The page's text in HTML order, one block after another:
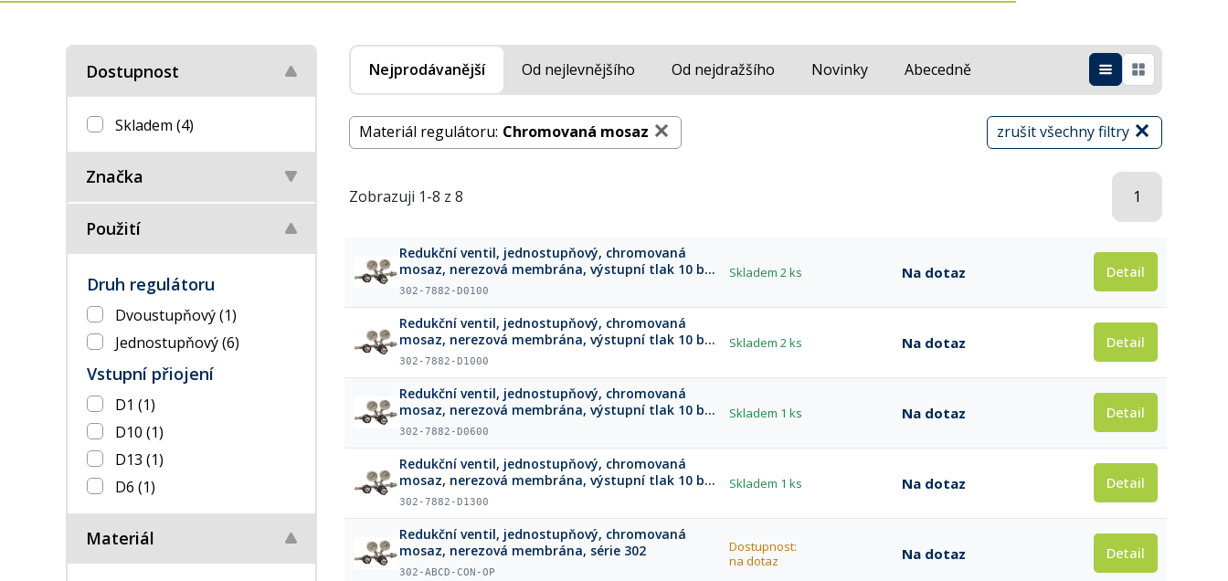
Dostupnost
Skladem (4)
Značka
Použití
Druh regulátoru
Dvoustupňový(1)
Jednostupňový(6)
Vstupní přiojení
D1 (1)
D10 (1)
D13 (1)
D6 (1)
Materiál
Nejprodávanější Od nejlevnějšího Od nejdražšího Novinky Abecedně
zrušit všechny filtry
Materiál regulátoru: Chromovaná mosaz
Zobrazuji 1-8 z 8 1
Redukční ventil, jednostupňový, chromovaná
mosaz, nerezová membrána, výstupní tlak 10 bar
(150 psi)
302-7882-D0100
Skladem 2 ks Na dotaz Detail
Redukční ventil, jednostupňový, chromovaná
mosaz, nerezová membrána, výstupní tlak 10 bar
(150 psi)
302-7882-D1000
Skladem 2 ks Na dotaz Detail
Redukční ventil, jednostupňový, chromovaná
mosaz, nerezová membrána, výstupní tlak 10 bar
(150 psi)
302-7882-D0600
Skladem 1 ks Na dotaz Detail
Redukční ventil, jednostupňový, chromovaná
mosaz, nerezová membrána, výstupní tlak 10 bar
(150 psi)
302-7882-D1300
Skladem 1 ks Na dotaz Detail
Redukční ventil, jednostupňový, chromovaná
mosaz, nerezová membrána, série 302
302-ABCD-CON-OP
Dostupnost:
na dotaz
Na dotaz Detail